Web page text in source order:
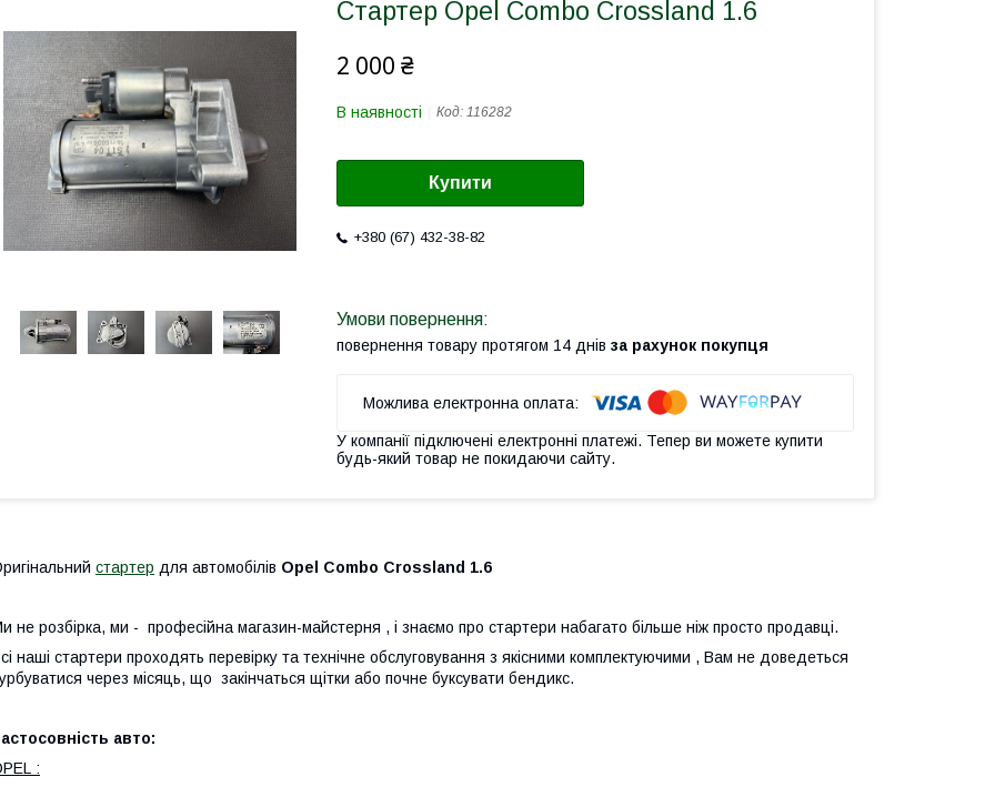
Стартер Opel Combo Crossland 1.6
2 000 ₴
В наявності Код: 116282
Купити
+380 (67) 432-38-82
повернення товару протягом 14 днів за рахунок покупця
У компанії підключені електронні платежі. Тепер ви можете купити
будь-який товар не покидаючи сайту.
стартер для автомобілів Opel Combo Crossland 1.6
не розбірка, ми - професійна магазин-майстерня , і знаємо про стартери набагато більше ніж просто продавці.
наші стартери проходять перевірку та технічне обслуговування з якісними комплектуючими , Вам не доведеться
через місяць, що закінчаться щітки або почне буксувати бендикс.
авто:
: